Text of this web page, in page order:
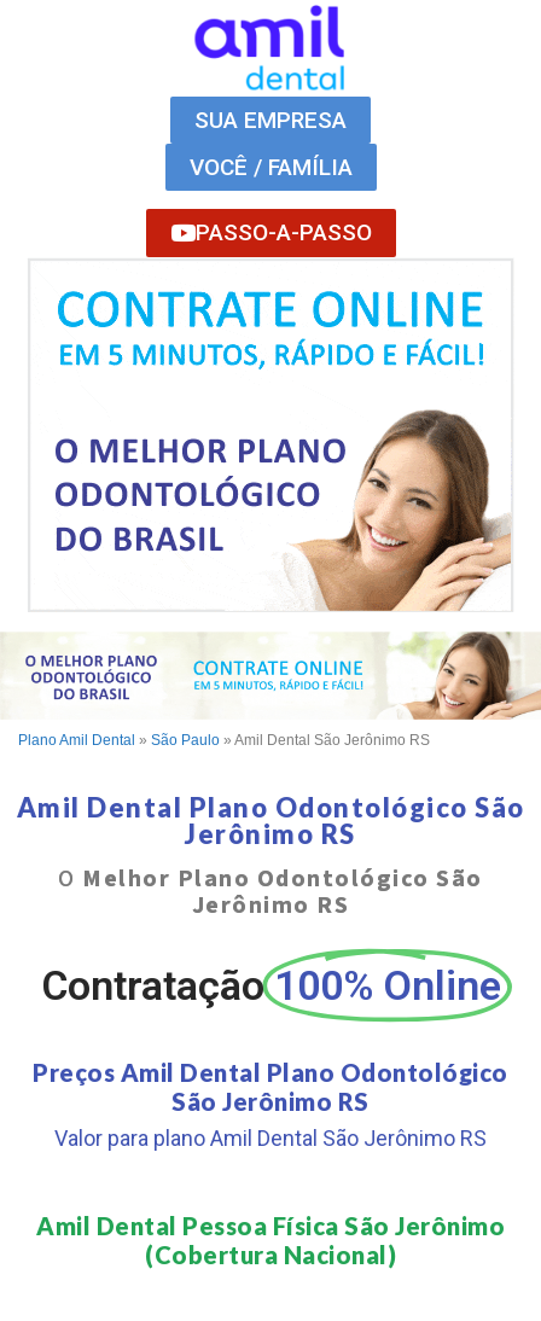
SUA EMPRESA
VOCÊ / FAMÍLIA
PASSO-A-PASSO
Plano Amil Dental » São Paulo » Amil Dental São Jerônimo RS
Amil Dental Plano Odontológico São
Jerônimo RS
O Melhor Plano Odontológico São
Jerônimo RS
Contratação 100% Online
Preços Amil Dental Plano Odontológico
São Jerônimo RS
Valor para plano Amil Dental São Jerônimo RS
Amil Dental Pessoa Física São Jerônimo
(Cobertura Nacional)​